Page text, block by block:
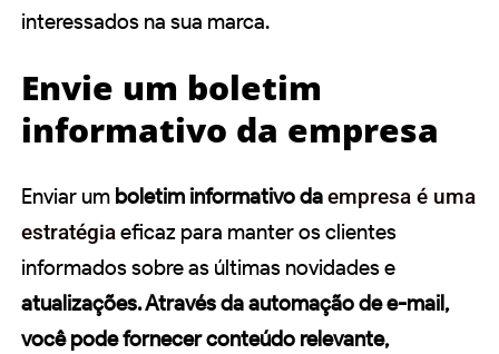
interessados na sua marca.
Envie um boletim
informativo da empresa
Enviar um boletim informativo daempresa é uma
estratégiaeficaz para manter os clientes
informados sobre as últimas novidades e
atualizações. Através daautomação de e-mail,
você pode fornecer conteúdo relevante,